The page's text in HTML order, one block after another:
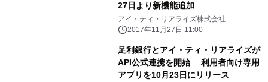
27日より新機能追加
アイ・ティ・リアライズ株式会社
2017年11月27日 11:00
足利銀行とアイ・ティ・リアライズが
API公式連携を開始 利用者向け専用
アプリを10月23日にリリース